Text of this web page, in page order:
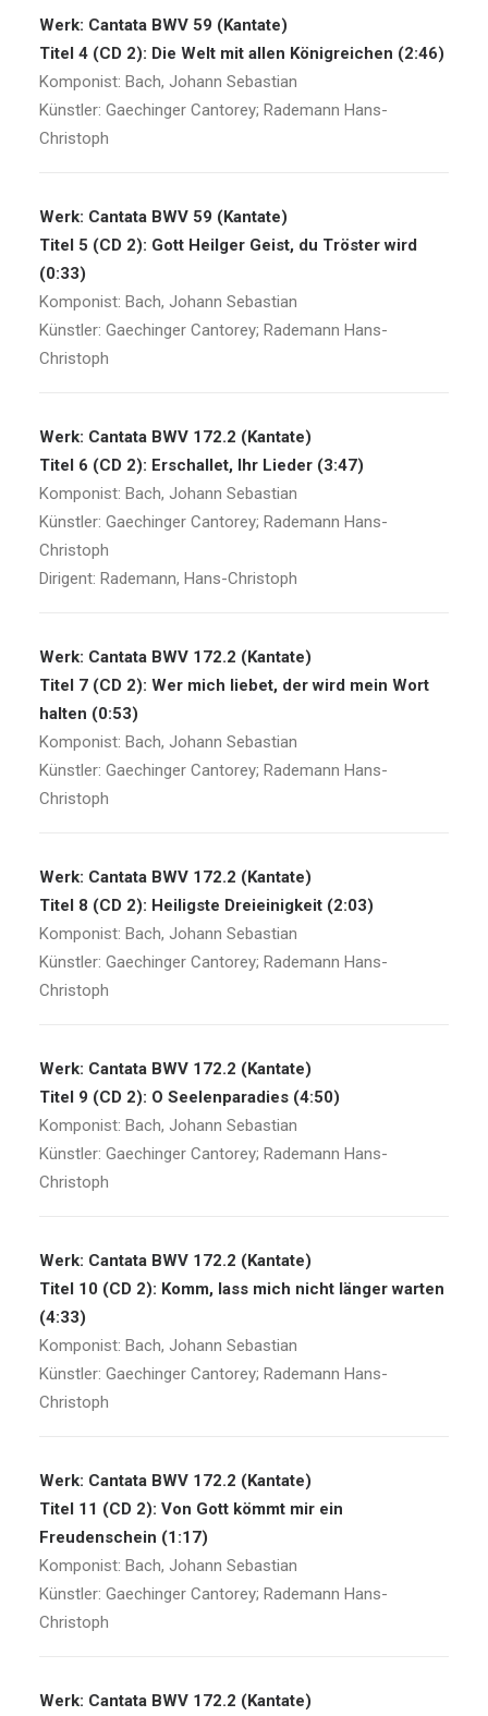
Werk: Cantata BWV 59 (Kantate)
Titel 4 (CD 2): Die Welt mit allen Königreichen (2:46)
Komponist: Bach, Johann Sebastian
Künstler: Gaechinger Cantorey; Rademann Hans-
Christoph
Werk: Cantata BWV 59 (Kantate)
Titel 5 (CD 2): Gott Heilger Geist, du Tröster wird
(0:33)
Komponist: Bach, Johann Sebastian
Künstler: Gaechinger Cantorey; Rademann Hans-
Christoph
Werk: Cantata BWV 172.2 (Kantate)
Titel 6 (CD 2): Erschallet, Ihr Lieder (3:47)
Komponist: Bach, Johann Sebastian
Künstler: Gaechinger Cantorey; Rademann Hans-
Christoph
Dirigent: Rademann, Hans-Christoph
Werk: Cantata BWV 172.2 (Kantate)
Titel 7 (CD 2): Wer mich liebet, der wird mein Wort
halten (0:53)
Komponist: Bach, Johann Sebastian
Künstler: Gaechinger Cantorey; Rademann Hans-
Christoph
Werk: Cantata BWV 172.2 (Kantate)
Titel 8 (CD 2): Heiligste Dreieinigkeit (2:03)
Komponist: Bach, Johann Sebastian
Künstler: Gaechinger Cantorey; Rademann Hans-
Christoph
Werk: Cantata BWV 172.2 (Kantate)
Titel 9 (CD 2): O Seelenparadies (4:50)
Komponist: Bach, Johann Sebastian
Künstler: Gaechinger Cantorey; Rademann Hans-
Christoph
Werk: Cantata BWV 172.2 (Kantate)
Titel 10 (CD 2): Komm, lass mich nicht länger warten
(4:33)
Komponist: Bach, Johann Sebastian
Künstler: Gaechinger Cantorey; Rademann Hans-
Christoph
Werk: Cantata BWV 172.2 (Kantate)
Titel 11 (CD 2): Von Gott kömmt mir ein
Freudenschein (1:17)
Komponist: Bach, Johann Sebastian
Künstler: Gaechinger Cantorey; Rademann Hans-
Christoph
Werk: Cantata BWV 172.2 (Kantate)